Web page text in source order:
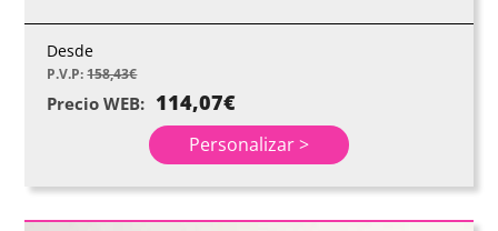
Desde
P.V.P:158,43€
Precio WEB: 114,07€
Personalizar >